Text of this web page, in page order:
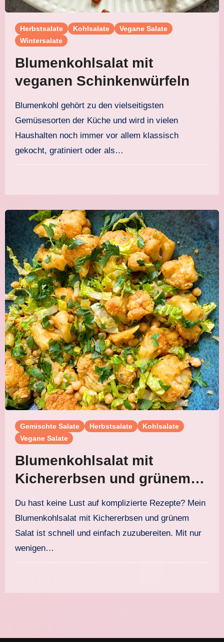
Herbstsalate Kohlsalate
Vegane Salate
Wintersalate
Blumenkohlsalat mit
veganen Schinkenwürfeln
Blumenkohl gehört zu den vielseitigsten
Gemüsesorten der Küche und wird in vielen
Haushalten noch immer vor allem klassisch
gekocht, gratiniert oder als…
Gemischte Salate Herbstsalate
Kohlsalate
Vegane Salate
Blumenkohlsalat mit
Kichererbsen und grünem
Salat
Du hast keine Lust auf komplizierte Rezepte? Mein
Blumenkohlsalat mit Kichererbsen und grünem
Salat ist schnell und einfach zuzubereiten. Mit nur
wenigen…